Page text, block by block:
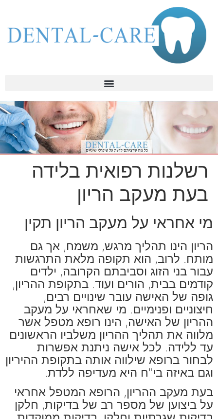
רשלנות רפואית בלידה
בעת מעקב הריון
מי אחראי על מעקב הריון תקין
הריון הינו תהליך מרגש, משמח, אך גם
מותח. לרוב, הוא תקופה מלאת התרגשות
עבור בני הזוג וסביבתם הקרובה, ילדים
קודמים בבית, הורים ועוד. בתקופת ההריון,
גופה של האישה עובר שינויים רבים,
חיצוניים ופנימיים. מי שאחראי על מעקב
ההריון של האישה, הינו רופא מטפל אשר
מלווה את תהליך ההריון משלביו הראשונים
עד ללידה. לכל אישה ניתנת אפשרות
לבחור ברופא שילווה אותה בתקופת ההיריון
וגם באיזה בי"ח היא מעדיפה ללדת.
בעת מעקב ההריון, הרופא המטפל אחראי
על ביצוען של מספר רב של בדיקות, חלקן